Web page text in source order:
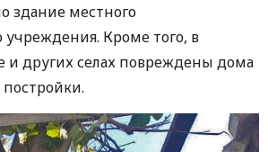
здание местного
учреждения. Кроме того, в
и других селах повреждены дома